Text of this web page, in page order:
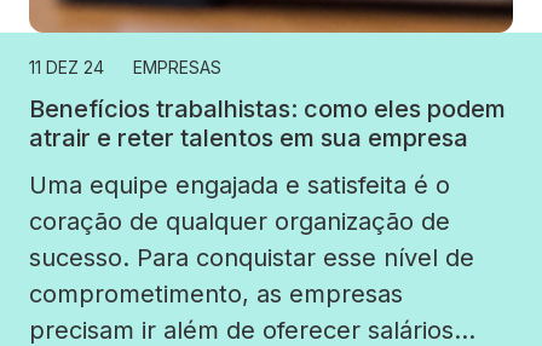
11 DEZ 24 EMPRESAS
Benefícios trabalhistas: como eles podem
atrair e reter talentos em sua empresa
Uma equipe engajada e satisfeita é o
coração de qualquer organização de
sucesso. Para conquistar esse nível de
comprometimento, as empresas
precisam ir além de oferecer salários